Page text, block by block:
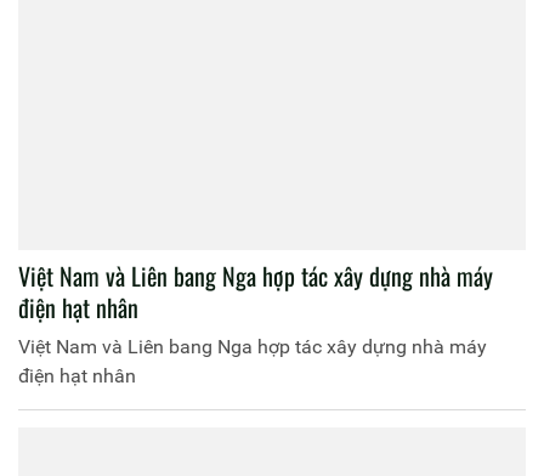
Việt Nam và Liên bang Nga hợp tác xây dựng nhà máy
điện hạt nhân
Việt Nam và Liên bang Nga hợp tác xây dựng nhà máy
điện hạt nhân